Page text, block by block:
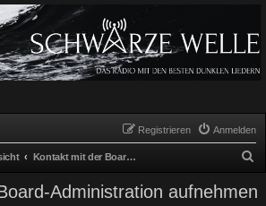
Liedern
Anmelden
Registrieren
Kontakt mit der Board-Administration aufnehmen
c
Administration aufnehmen